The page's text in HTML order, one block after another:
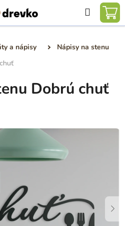
Hľadať
a nápisy
Nápisy na stenu
Dobrú chuť